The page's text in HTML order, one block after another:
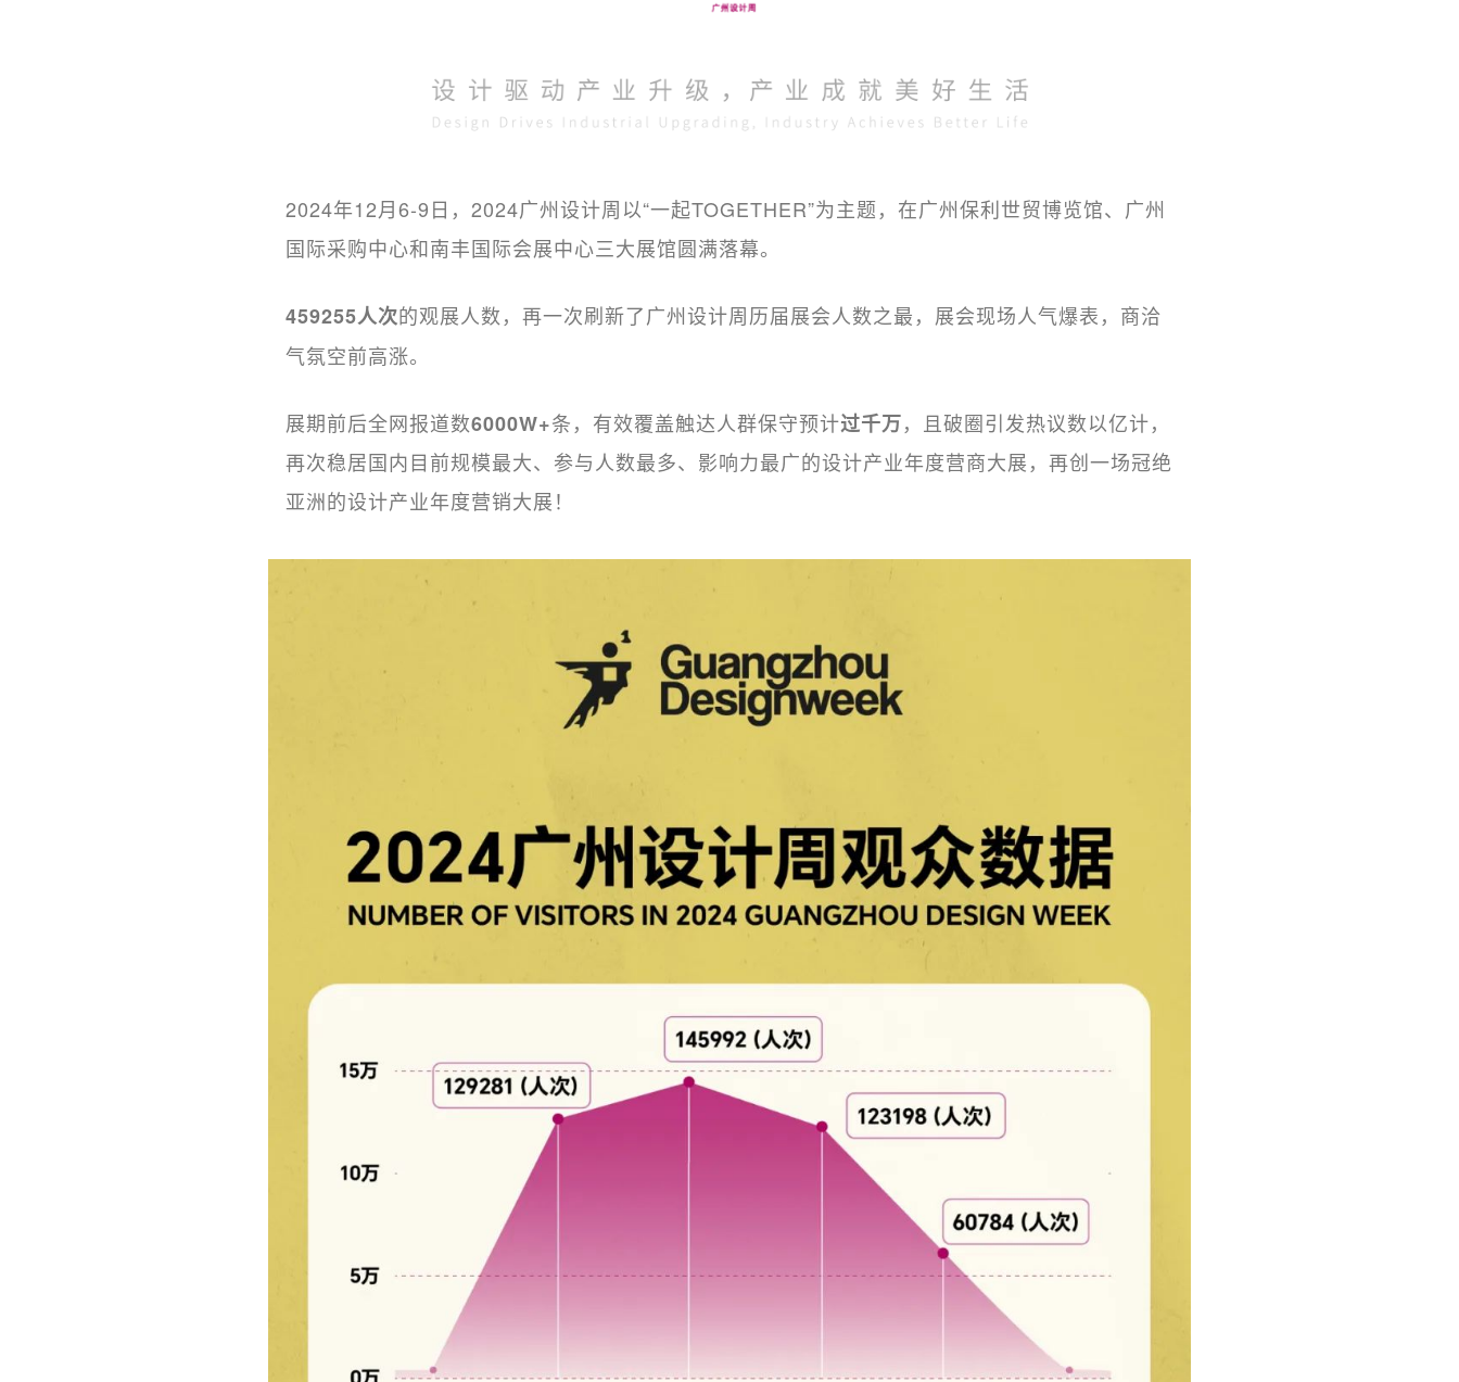
2024年12月6-9日，2024广州设计周以“一起TOGETHER”为主题，在广州保利世贸博览馆、广州
国际采购中心和南丰国际会展中心三大展馆圆满落幕。
459255人次的观展人数，再一次刷新了广州设计周历届展会人数之最，展会现场人气爆表，商洽
气氛空前高涨。
展期前后全网报道数6000W+条，有效覆盖触达人群保守预计过千万，且破圈引发热议数以亿计，
再次稳居国内目前规模最大、参与人数最多、影响力最广的设计产业年度营商大展，再创一场冠绝
亚洲的设计产业年度营销大展！